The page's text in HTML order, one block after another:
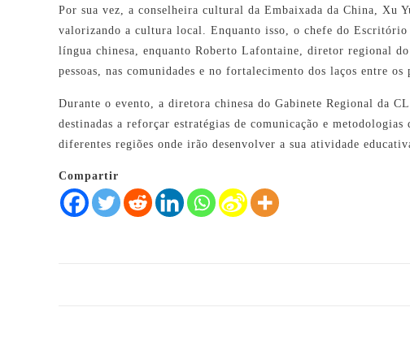
Por sua vez, a conselheira cultural da Embaixada da China, Xu
valorizando a cultura local. Enquanto isso, o chefe do
língua chinesa, enquanto Roberto Lafontaine, diretor regional
pessoas, nas comunidades e no fortalecimento dos laços entre os
Durante o evento, a diretora chinesa do Gabinete Regional da
destinadas a reforçar estratégias de comunicação e
diferentes regiões onde irão desenvolver a sua atividade
Compartir